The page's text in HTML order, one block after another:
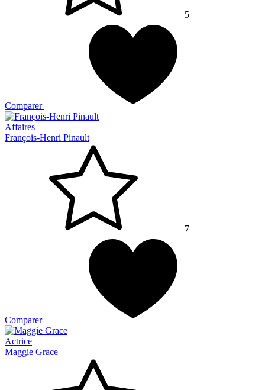
5
Comparer
Affaires
François-Henri Pinault
7
Comparer
Actrice
Maggie Grace